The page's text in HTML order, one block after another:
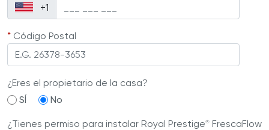
+1
* Código Postal
¿Eres el propietario de la casa?
SÍ
No
¿Tienes permiso para instalar Royal Prestige® FrescaFlow